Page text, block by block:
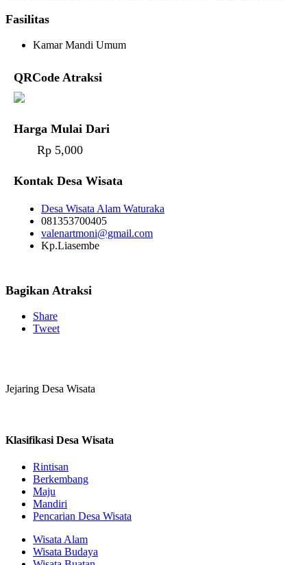
Fasilitas
Kamar Mandi Umum
QRCode Atraksi
Harga Mulai Dari
Rp 5,000
Kontak Desa Wisata
Desa Wisata Alam Waturaka
081353700405
valenartmoni@gmail.com
Kp.Liasembe
Bagikan Atraksi
Share
Tweet
Jejaring Desa Wisata
Klasifikasi Desa Wisata
Rintisan
Berkembang
Maju
Mandiri
Pencarian Desa Wisata
Wisata Alam
Wisata Budaya